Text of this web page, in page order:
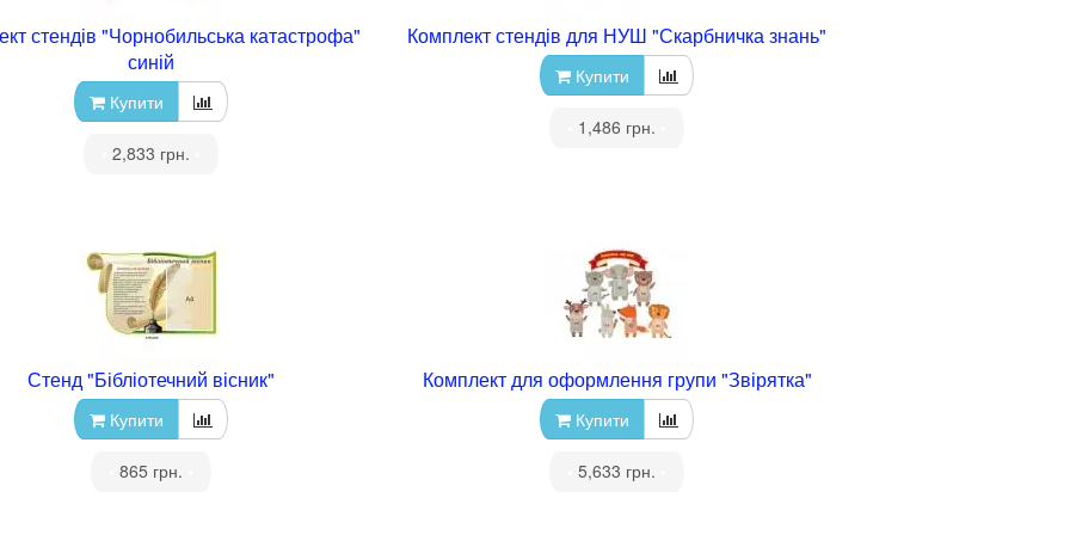
стендів "Чорнобильська катастрофа"
синій
Купити
2,833 грн.
Комплект стендів для НУШ "Скарбничка знань"
Купити
1,486 грн.
Стенд "Бібліотечний вісник"
Купити
865 грн.
Комплект для оформлення групи "Звірятка"
Купити
5,633 грн.